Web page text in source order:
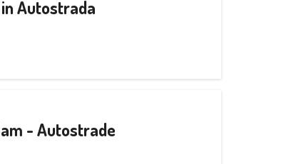
Autostrada
- Autostrade